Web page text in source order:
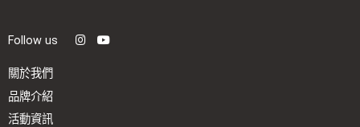
Follow us
關於我們
品牌介紹
活動資訊